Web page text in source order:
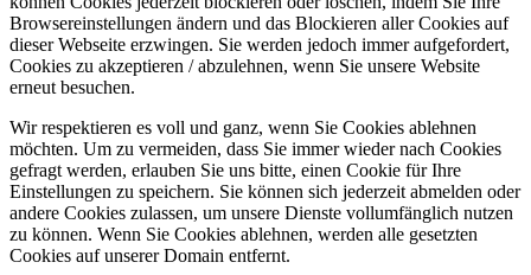
Browsereinstellungen ändern und das Blockieren aller Cookies auf
dieser Webseite erzwingen. Sie werden jedoch immer aufgefordert,
Cookies zu akzeptieren / abzulehnen, wenn Sie unsere Website
erneut besuchen.
Wir respektieren es voll und ganz, wenn Sie Cookies ablehnen
möchten. Um zu vermeiden, dass Sie immer wieder nach Cookies
gefragt werden, erlauben Sie uns bitte, einen Cookie für Ihre
Einstellungen zu speichern. Sie können sich jederzeit abmelden oder
andere Cookies zulassen, um unsere Dienste vollumfänglich nutzen
zu können. Wenn Sie Cookies ablehnen, werden alle gesetzten
Cookies auf unserer Domain entfernt.